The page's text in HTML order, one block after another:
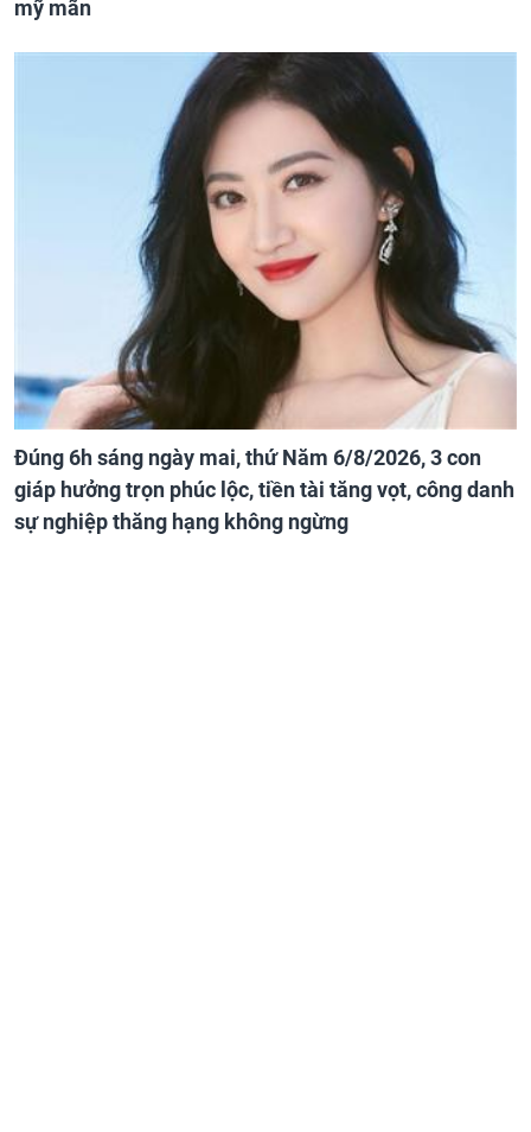
mỹ mãn
Đúng 6h sáng ngày mai, thứ Năm 6/8/2026, 3 con
giáp hưởng trọn phúc lộc, tiền tài tăng vọt, công danh
sự nghiệp thăng hạng không ngừng